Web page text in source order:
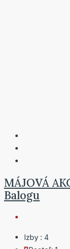
MÁJOVÁ
Balogu
Izby : 4